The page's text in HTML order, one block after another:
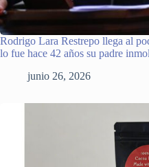
Rodrigo Lara Restrepo llega al
lo fue hace 42 años su padre
junio 26, 2026